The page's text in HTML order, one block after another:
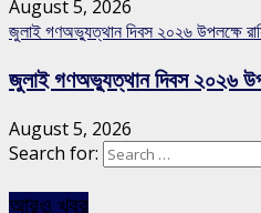
August 5, 2026
জুলাই গণঅভ্যুত্থান দিবস ২০২৬ উপলক্ষে
জুলাই গণঅভ্যুত্থান দিবস ২০২৬
August 5, 2026
Search for:
আরও খবর